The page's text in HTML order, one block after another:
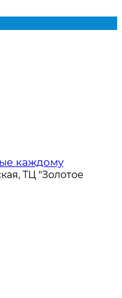
каждому
ТЦ "Золотое